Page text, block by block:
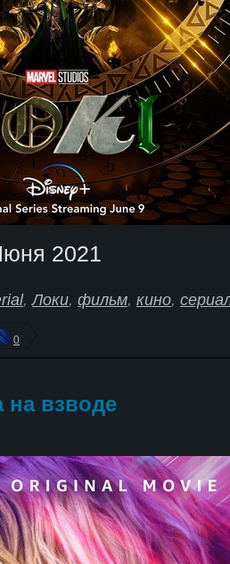
2021
,Локи, фильм, кино,
0
на взводе